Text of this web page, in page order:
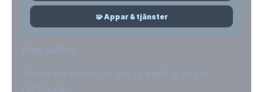
🧩 Appar & tjänster